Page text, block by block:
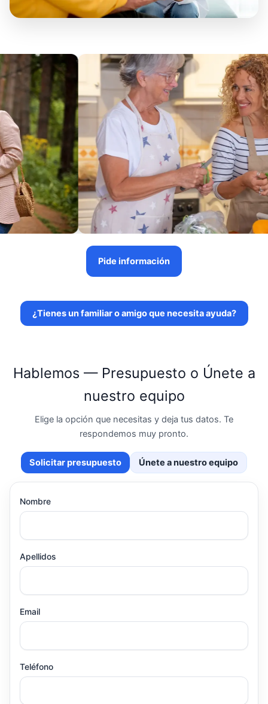
Pide información
¿Tienes un familiar o amigo que necesita ayuda?
Hablemos — Presupuesto o Únete a
nuestro equipo
Elige la opción que necesitas y deja tus datos. Te
respondemos muy pronto.
Solicitar presupuesto Únete a nuestro equipo
Nombre
Apellidos
Email
Teléfono